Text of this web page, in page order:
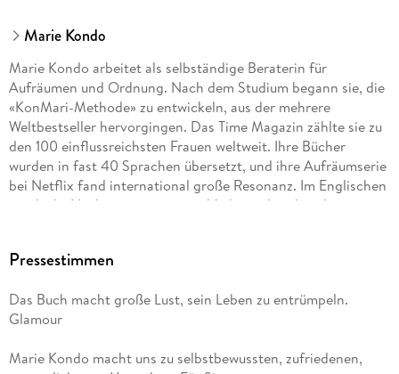
Marie Kondo
Marie Kondo arbeitet als selbständige Beraterin für
Aufräumen und Ordnung. Nach dem Studium begann sie, die
«KonMari-Methode» zu entwickeln, aus der mehrere
Weltbestseller hervorgingen. Das Time Magazin zählte sie zu
den 100 einflussreichsten Frauen weltweit. Ihre Bücher
wurden in fast 40 Sprachen übersetzt, und ihre Aufräumserie
bei Netflix fand international große Resonanz. Im Englischen
wurde ihr Nachname sogar zum Verb: «to kondo» als
Pressestimmen
Das Buch macht große Lust, sein Leben zu entrümpeln.
Glamour
Marie Kondo macht uns zu selbstbewussten, zufriedenen,